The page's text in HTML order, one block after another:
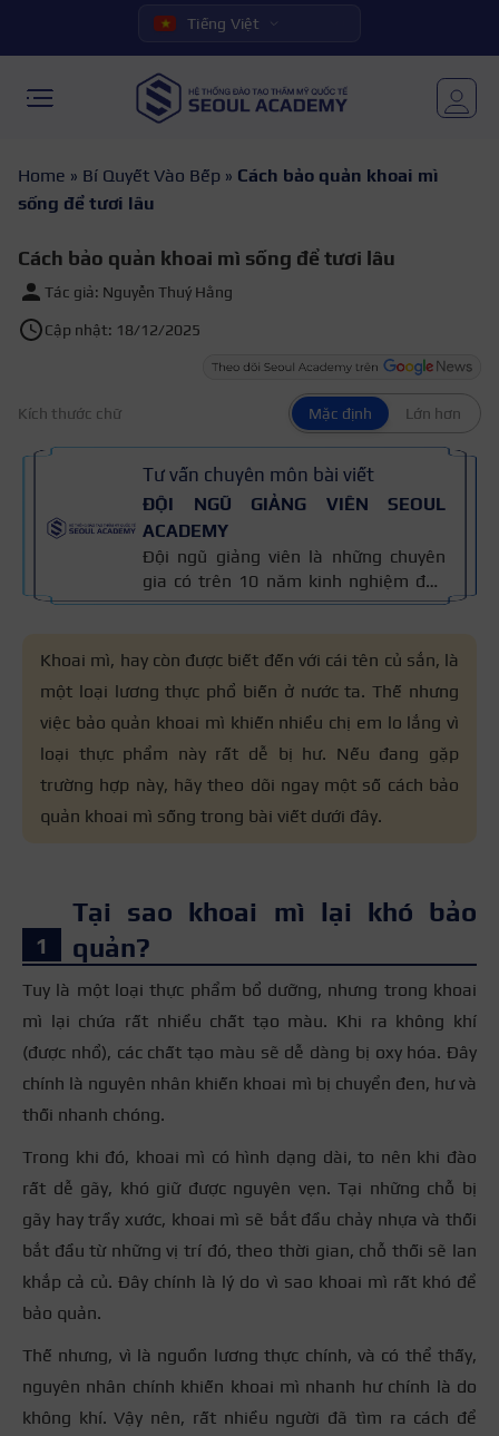
Tiếng Việt
Home » Bí Quyết Vào Bếp » Cách bảo quản khoai mì
sống để tươi lâu
Cách bảo quản khoai mì sống để tươi lâu
Tác giả: Nguyễn Thuý Hằng
Cập nhật: 18/12/2025
Kích thước chữ Mặc định Lớn hơn
Tư vấn chuyên môn bài viết
ĐỘI NGŨ GIẢNG VIÊN SEOUL
ACADEMY
Đội ngũ giảng viên là những chuyên
gia có trên 10 năm kinh nghiệm đào
tạo nghề và kiến thức thẩm mỹ
nối mi, trang điểm, tóc. Nội dung bài
viết được xây dựng dựa trên giáo trình
đào tạo và kinh nghiệm giảng dạy
thực tế, đồng thời được cập nhật
thường xuyên để đảm bảo tính chính
xác.
Khoai mì, hay còn được biết đến với cái tên củ sắn, là
một loại lương thực phổ biến ở nước ta. Thế nhưng
việc bảo quản khoai mì khiến nhiều chị em lo lắng vì
loại thực phẩm này rất dễ bị hư. Nếu đang gặp
trường hợp này, hãy theo dõi ngay một số cách bảo
quản khoai mì sống trong bài viết dưới đây.
Tại sao khoai mì lại khó bảo
quản?
Tuy là một loại thực phẩm bổ dưỡng, nhưng trong khoai
mì lại chứa rất nhiều chất tạo màu. Khi ra không khí
(được nhổ), các chất tạo màu sẽ dễ dàng bị oxy hóa. Đây
chính là nguyên nhân khiến khoai mì bị chuyển đen, hư và
thối nhanh chóng.
Trong khi đó, khoai mì có hình dạng dài, to nên khi đào
rất dễ gãy, khó giữ được nguyên vẹn. Tại những chỗ bị
gãy hay trầy xước, khoai mì sẽ bắt đầu chảy nhựa và thối
bắt đầu từ những vị trí đó, theo thời gian, chỗ thối sẽ lan
khắp cả củ. Đây chính là lý do vì sao khoai mì rất khó để
bảo quản.
Thế nhưng, vì là nguồn lương thực chính, và có thể thấy,
nguyên nhân chính khiến khoai mì nhanh hư chính là do
không khí. Vậy nên, rất nhiều người đã tìm ra cách để